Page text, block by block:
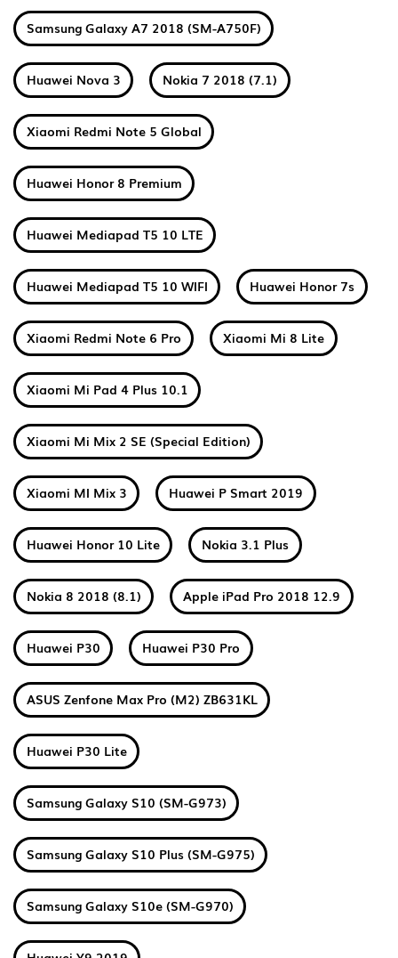
Samsung Galaxy A7 2018 (SM-A750F)
Huawei Nova 3 Nokia 7 2018 (7.1)
Xiaomi Redmi Note 5 Global
Huawei Honor 8 Premium
Huawei Mediapad T5 10 LTE
Huawei Mediapad T5 10 WIFI Huawei Honor 7s
Xiaomi Redmi Note 6 Pro Xiaomi Mi 8 Lite
Xiaomi Mi Pad 4 Plus 10.1
Xiaomi Mi Mix 2 SE (Special Edition)
Xiaomi MI Mix 3 Huawei P Smart 2019
Huawei Honor 10 Lite Nokia 3.1 Plus
Nokia 8 2018 (8.1) Apple iPad Pro 2018 12.9
Huawei P30 Huawei P30 Pro
ASUS Zenfone Max Pro (M2) ZB631KL
Huawei P30 Lite
Samsung Galaxy S10 (SM-G973)
Samsung Galaxy S10 Plus (SM-G975)
Samsung Galaxy S10e (SM-G970)